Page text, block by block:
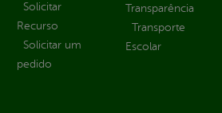
Solicitar
Recurso
Solicitar um
pedido
Transparência
Transporte
Escolar